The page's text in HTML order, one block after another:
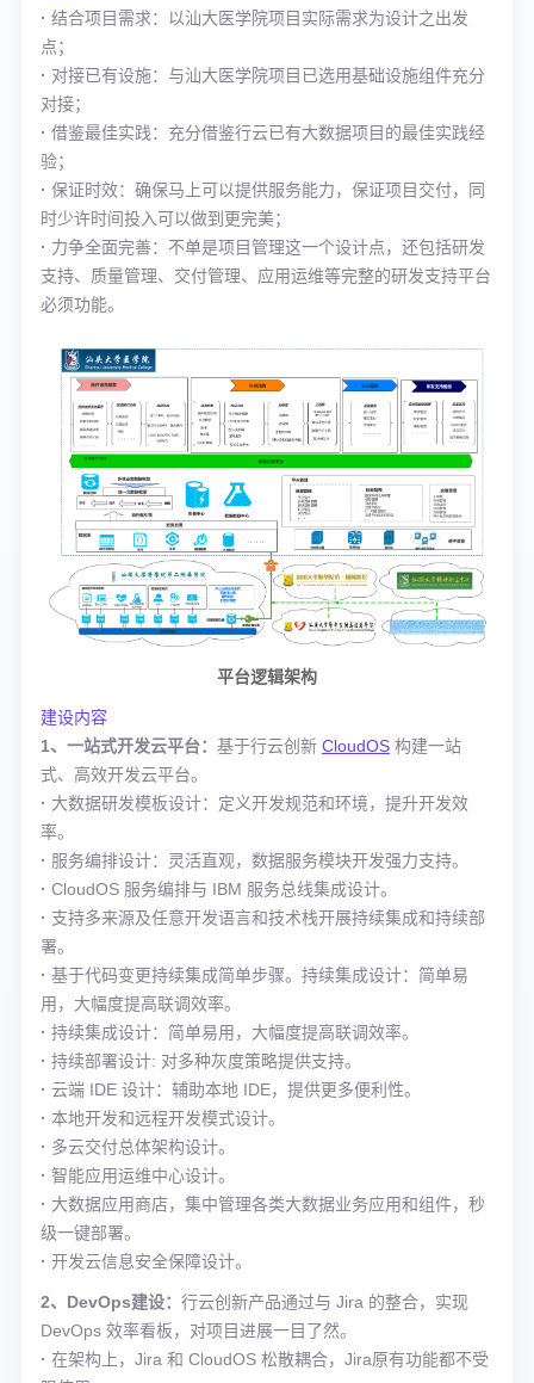
· 结合项目需求：以汕大医学院项目实际需求为设计之出发
点；
· 对接已有设施：与汕大医学院项目已选用基础设施组件充分
对接；
· 借鉴最佳实践：充分借鉴行云已有大数据项目的最佳实践经
验；
· 保证时效：确保马上可以提供服务能力，保证项目交付，同
时少许时间投入可以做到更完美；
· 力争全面完善：不单是项目管理这一个设计点，还包括研发
支持、质量管理、交付管理、应用运维等完整的研发支持平台
必须功能。
平台逻辑架构
建设内容
1、一站式开发云平台： 基于行云创新 CloudOS构建一站
式、高效开发云平台。
· 大数据研发模板设计：定义开发规范和环境，提升开发效
率。
· 服务编排设计：灵活直观，数据服务模块开发强力支持。
· CloudOS 服务编排与 IBM 服务总线集成设计。
· 支持多来源及任意开发语言和技术栈开展持续集成和持续部
署。
· 基于代码变更持续集成简单步骤。持续集成设计：简单易
用，大幅度提高联调效率。
· 持续集成设计：简单易用，大幅度提高联调效率。
· 持续部署设计: 对多种灰度策略提供支持。
· 云端 IDE 设计：辅助本地 IDE，提供更多便利性。
· 本地开发和远程开发模式设计。
· 多云交付总体架构设计。
· 智能应用运维中心设计。
· 大数据应用商店，集中管理各类大数据业务应用和组件，秒
级一键部署。
· 开发云信息安全保障设计。
2、DevOps建设： 行云创新产品通过与 Jira 的整合，实现
DevOps 效率看板，对项目进展一目了然。
· 在架构上，Jira 和 CloudOS 松散耦合，Jira原有功能都不受